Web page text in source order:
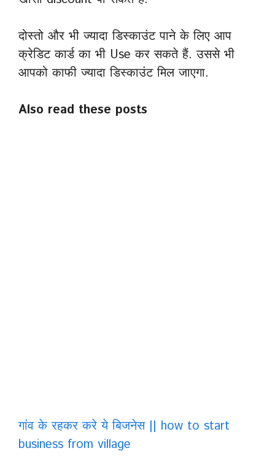
दोस्तो और भी ज्यादा डिस्काउंट पाने के लिए आप
क्रेडिट कार्ड का भी Use कर सकते हैं. उससे भी
आपको काफी ज्यादा डिस्काउंट मिल जाएगा.
Also read these posts
गांव के रहकर करे ये बिजनेस || how to start
business from village